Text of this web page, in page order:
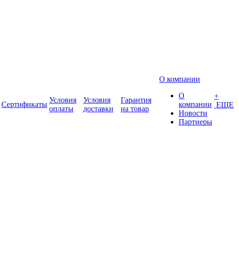
Сертификаты
Условия
оплаты
Условия
доставки
Гарантия
на товар
О компании
О
компании
Новости
Партнеры
+
ЕЩЕ